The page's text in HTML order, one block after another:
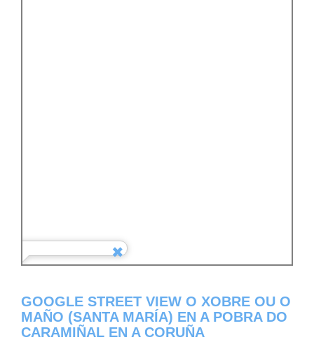
GOOGLE STREET VIEW O XOBRE OU O
MAÑO (SANTA MARÍA) EN A POBRA DO
CARAMIÑAL EN A CORUÑA